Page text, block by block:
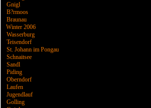
Gnigl
B?rmoos
Braunau
Winter 2006
Wasserburg
Teisendorf
St. Johann im Pongau
Schnaitsee
Sandl
Piding
Oberndorf
Laufen
Jugendlauf
Golling